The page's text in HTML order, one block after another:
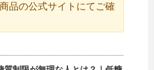
品の公式サイトにてご確